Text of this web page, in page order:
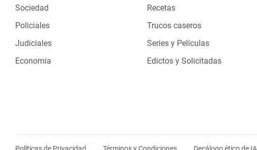
Sociedad
Policiales
Judiciales
Economia
Recetas
Trucos caseros
Series y Películas
Edictos y Solicitadas